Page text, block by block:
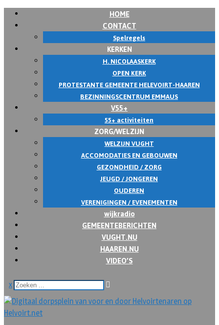
HOME
CONTACT
Spelregels
KERKEN
H. NICOLAASKERK
OPEN KERK
PROTESTANTE GEMEENTE HELEVOIRT-HAAREN
BEZINNINGSCENTRUM EMMAUS
V55+
55+ activiteiten
ZORG/WELZIJN
WELZIJN VUGHT
ACCOMODATIES EN GEBOUWEN
GEZONDHEID / ZORG
JEUGD / JONGEREN
OUDEREN
VERENIGINGEN / EVENEMENTEN
wijkradio
GEMEENTEBERICHTEN
VUGHT.NU
HAAREN.NU
VIDEO’S
x